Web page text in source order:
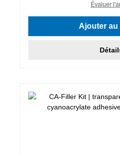
Évaluer
Ajouter au